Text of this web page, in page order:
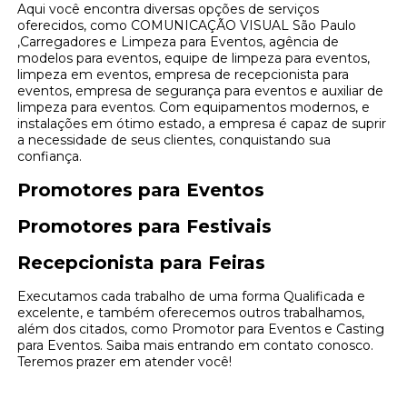
Aqui você encontra diversas opções de serviços
oferecidos, como COMUNICAÇÃO VISUAL São Paulo
,Carregadores e Limpeza para Eventos, agência de
modelos para eventos, equipe de limpeza para eventos,
limpeza em eventos, empresa de recepcionista para
eventos, empresa de segurança para eventos e auxiliar de
limpeza para eventos. Com equipamentos modernos, e
instalações em ótimo estado, a empresa é capaz de suprir
a necessidade de seus clientes, conquistando sua
confiança.
Promotores para Eventos
Promotores para Festivais
Recepcionista para Feiras
Executamos cada trabalho de uma forma Qualificada e
excelente, e também oferecemos outros trabalhamos,
além dos citados, como Promotor para Eventos e Casting
para Eventos. Saiba mais entrando em contato conosco.
Teremos prazer em atender você!